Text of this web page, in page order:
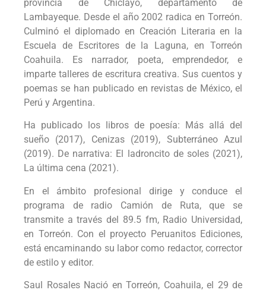
provincia de Chiclayo, departamento de
Lambayeque. Desde el año 2002 radica en Torreón.
Culminó el diplomado en Creación Literaria en la
Escuela de Escritores de la Laguna, en Torreón
Coahuila. Es narrador, poeta, emprendedor, e
imparte talleres de escritura creativa. Sus cuentos y
poemas se han publicado en revistas de México, el
Perú y Argentina.
Ha publicado los libros de poesía: Más allá del
sueño (2017), Cenizas (2019), Subterráneo Azul
(2019). De narrativa: El ladroncito de soles (2021),
La última cena (2021).
En el ámbito profesional dirige y conduce el
programa de radio Camión de Ruta, que se
transmite a través del 89.5 fm, Radio Universidad,
en Torreón. Con el proyecto Peruanitos Ediciones,
está encaminando su labor como redactor, corrector
de estilo y editor.
Saul Rosales Nació en Torreón, Coahuila, el 29 de